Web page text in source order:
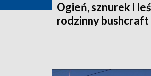
Ogień, sznurek i
rodzinny bushcraft